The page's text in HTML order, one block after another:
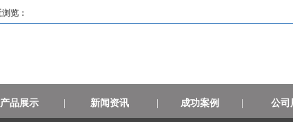
览：
产品展示| 新闻资讯| 成功案例 公司